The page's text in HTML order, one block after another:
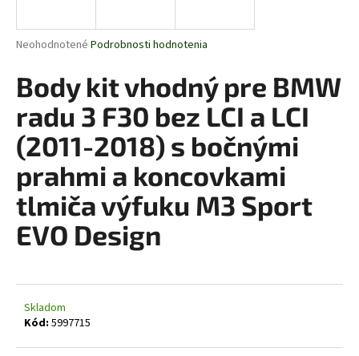
Priemerné
produktu
je
5
hviezdičiek.
Neohodnotené Podrobnosti hodnotenia
Body kit vhodný pre BMW
radu 3 F30 bez LCI a LCI
(2011-2018) s bočnými
prahmi a koncovkami
tlmiča výfuku M3 Sport
EVO Design
Skladom
Kód: 5997715
j
ť
?
HĽADAŤ
p
o
ú